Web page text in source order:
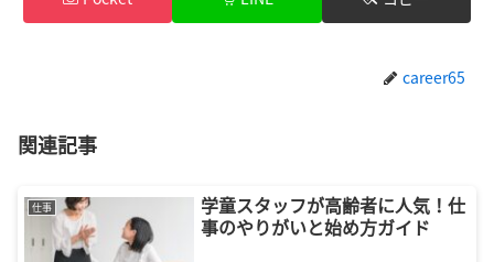
career65
関連記事
仕事
学童スタッフが高齢者に人気！仕
事のやりがいと始め方ガイド